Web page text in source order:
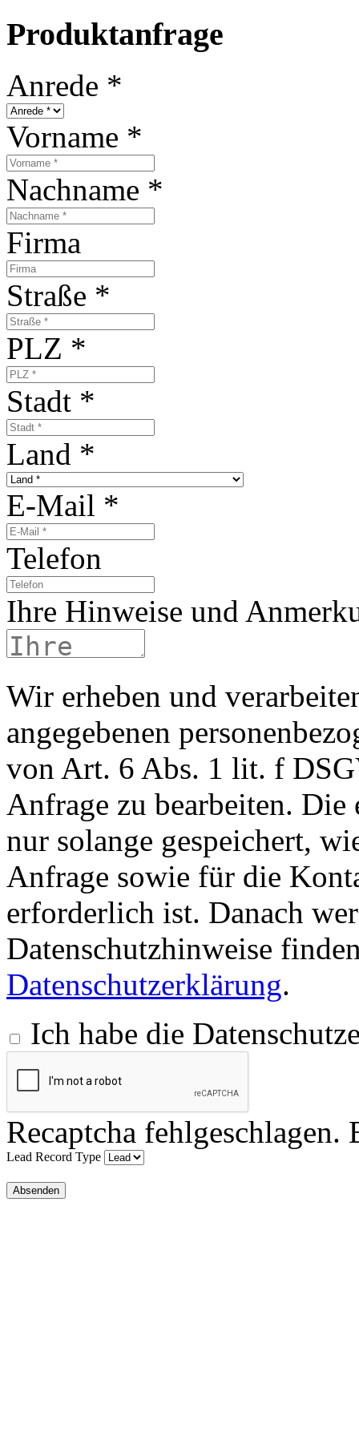
Produktanfrage
Anrede *
Vorname *
Nachname *
Firma
Straße *
PLZ *
Stadt *
Land *
E-Mail *
Telefon
Ihre Hinweise und
Wir erheben und
angegebenen
von Art. 6 Abs. 1 lit. f
Anfrage zu bearbeiten. Die
nur solange gespeichert,
Anfrage sowie für die
erforderlich ist. Danach
Datenschutzhinweise
Datenschutzerklärung.
Ich habe die
Recaptcha fehlgeschlagen.
Lead Record Type
Absenden